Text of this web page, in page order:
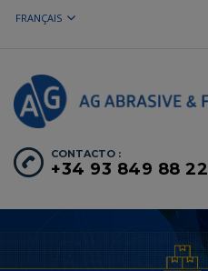
FRANÇAIS
CONTACTO :
+34 93 849 88 22